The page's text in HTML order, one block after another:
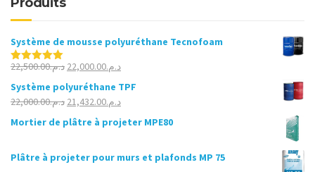
Système de mousse polyuréthane Tecnofoam
Note5.00د.م.22,500.00
Le
prix
initial
était :
د.م.22,500.00.
د.م.22,000.00
Le
est :
Système polyuréthane TPF
د.م.22,000.00
Le
prix
د.م.22,000.00.
د.م.21,432.00
Le
prix
actuel
د.م.21,432.00.
Mortier de plâtre à projeter MPE80
Plâtre à projeter pour murs et plafonds MP 75